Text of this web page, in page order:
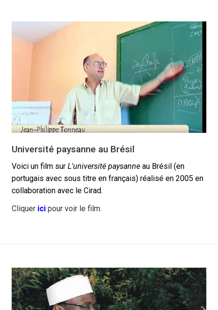
Université paysanne au Brésil
Voici un film sur L'université paysanne au Brésil (en
portugais avec sous titre en français) réalisé en 2005 en
collaboration avec le Cirad.
Cliquer ici pour voir le film.